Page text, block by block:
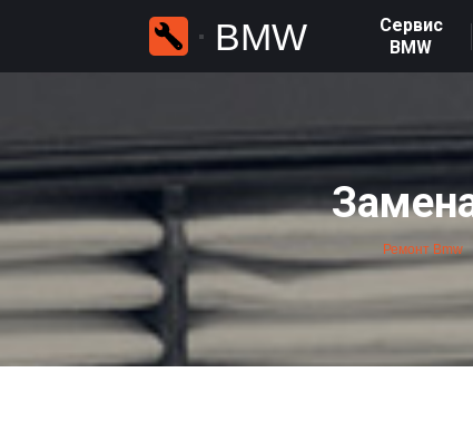
BMW
Сервис
BMW
Ремонт Bmw